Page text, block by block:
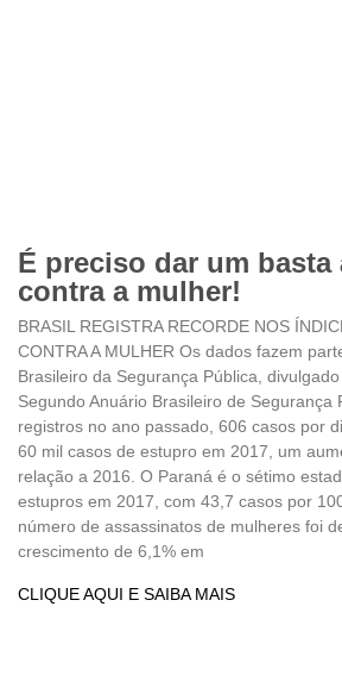
É preciso dar um basta
contra a mulher!
BRASIL REGISTRA RECORDE NOS
CONTRA A MULHER Os dados fazem
Brasileiro da Segurança Pública,
Segundo Anuário Brasileiro de Segurança
registros no ano passado, 606 casos por
60 mil casos de estupro em 2017, um
relação a 2016. O Paraná é o sétimo
estupros em 2017, com 43,7 casos por
número de assassinatos de mulheres foi
crescimento de 6,1% em
CLIQUE AQUI E SAIBA MAIS